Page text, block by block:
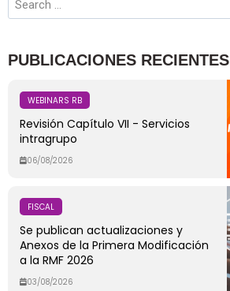
PUBLICACIONES RECIENTES
WEBINARS RB
Revisión Capítulo VII - Servicios
intragrupo
06/08/2026
FISCAL
Se publican actualizaciones y
Anexos de la Primera Modificación
a la RMF 2026
03/08/2026